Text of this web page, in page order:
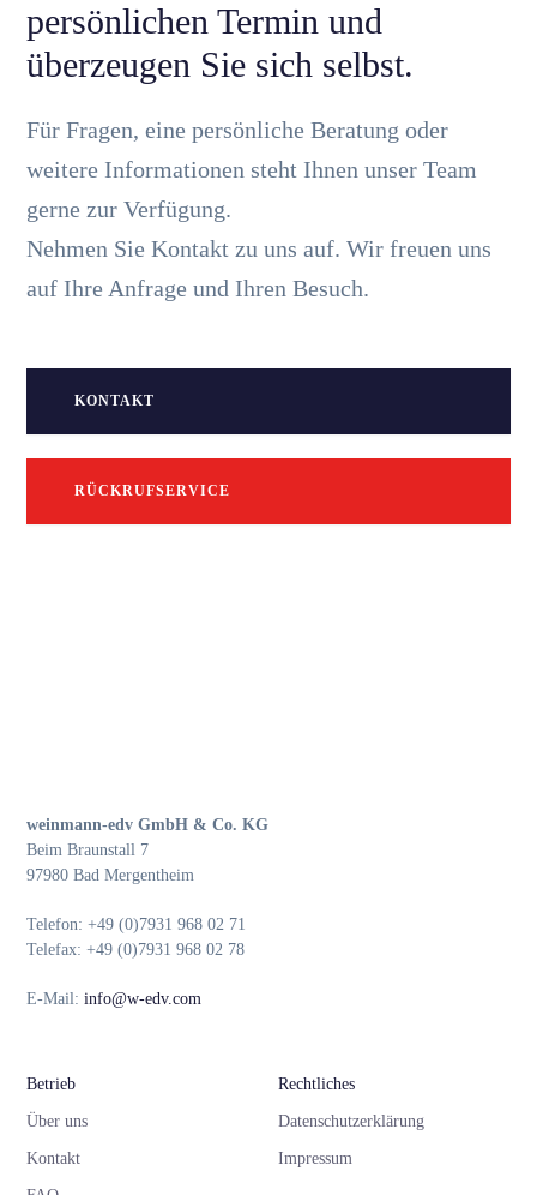
persönlichen Termin und
überzeugen Sie sich selbst.
Für Fragen, eine persönliche Beratung oder
weitere Informationen steht Ihnen unser Team
gerne zur Verfügung.
Nehmen Sie Kontakt zu uns auf. Wir freuen uns
auf Ihre Anfrage und Ihren Besuch.
KONTAKT
RÜCKRUFSERVICE
weinmann-edv GmbH & Co. KG
Beim Braunstall 7
97980 Bad Mergentheim
Telefon: +49 (0)7931 968 02 71
Telefax: +49 (0)7931 968 02 78
E-Mail:info@w-edv.com
Betrieb
Über uns
Kontakt
Rechtliches
Datenschutzerklärung
Impressum